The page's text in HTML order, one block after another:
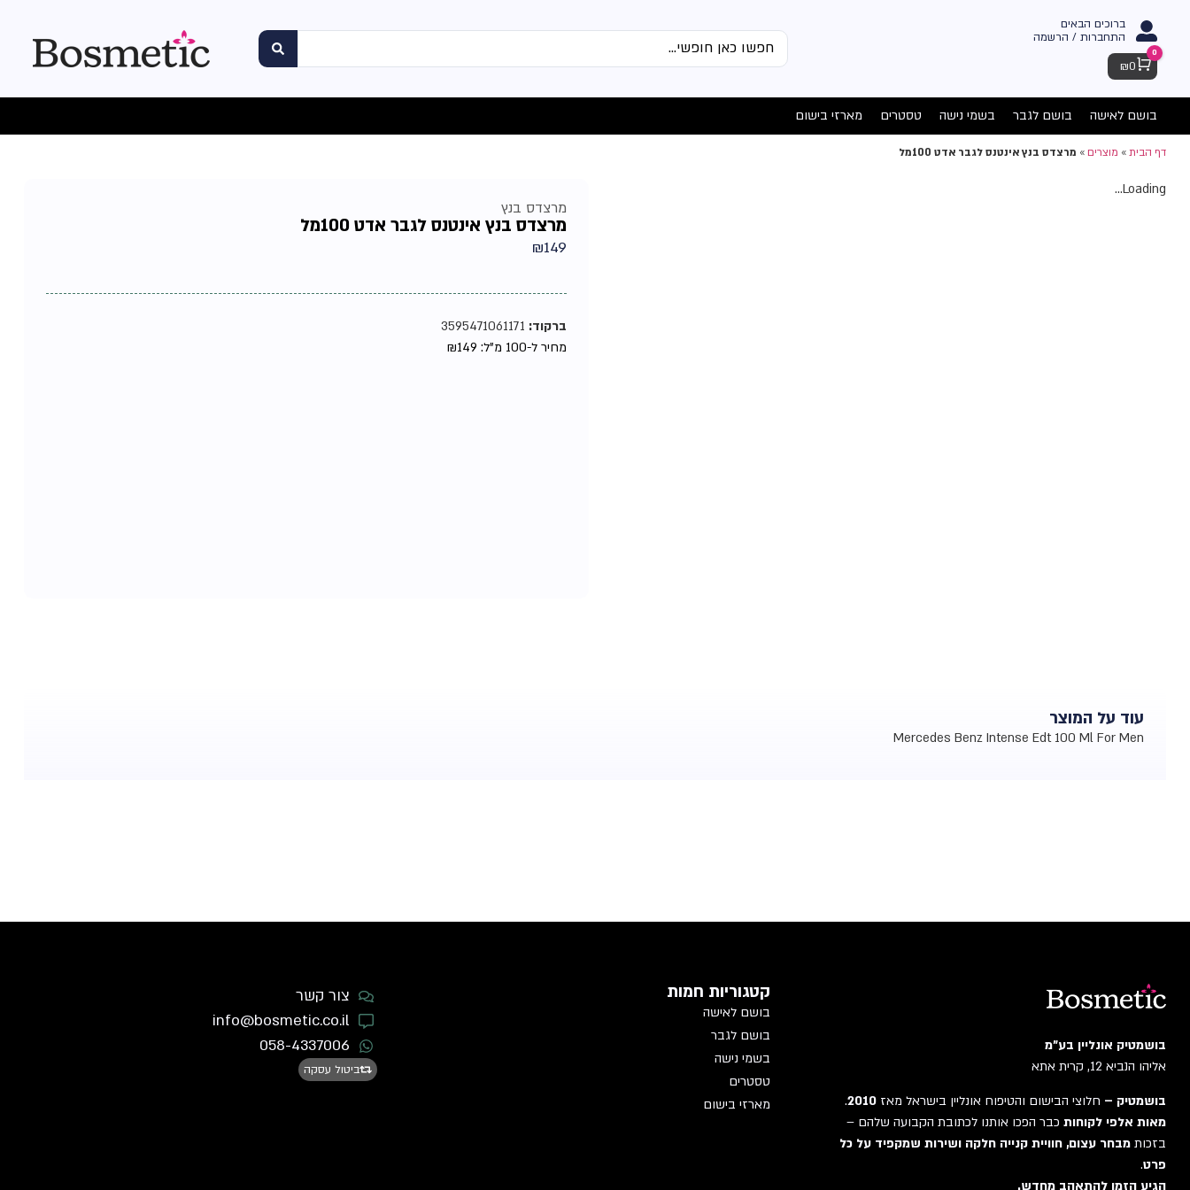
ברוכים הבאים
התחברות / הרשמה
Cart
0
₪0
בושם לאישה בושם לגבר בשמי נישה טסטרים מארזי בישום
דף הבית» מוצרים» מרצדס בנץ אינטנס לגבר אדט 100מל
Loading...
מרצדס בנץ
מרצדס בנץ אינטנס לגבר אדט 100מל
₪149
ברקוד:
מחיר ל-100 מ"ל:
₪149
עוד על המוצר
Mercedes Benz Intense Edt 100 Ml For Men
בושמטיק אונליין בע"מ
אליהו הנביא 12, קרית אתא
בושמטיק – חלוצי הבישום והטיפוח אונליין בישראל מאז 2010
.
מאות אלפי לקוחות כבר הפכו אותנו לכתובת הקבועה שלהם –
בזכות מבחר עצום, חוויית קנייה חלקה ושירות שמקפיד על כל
פרט.
הגיע הזמן להתאהב מחדש.
קטגוריות חמות
בושם לאישה
בושם לגבר
בשמי נישה
טסטרים
מארזי בישום
צור קשר
info@bosmetic.co.il
058-4337006
ביטול עסקה